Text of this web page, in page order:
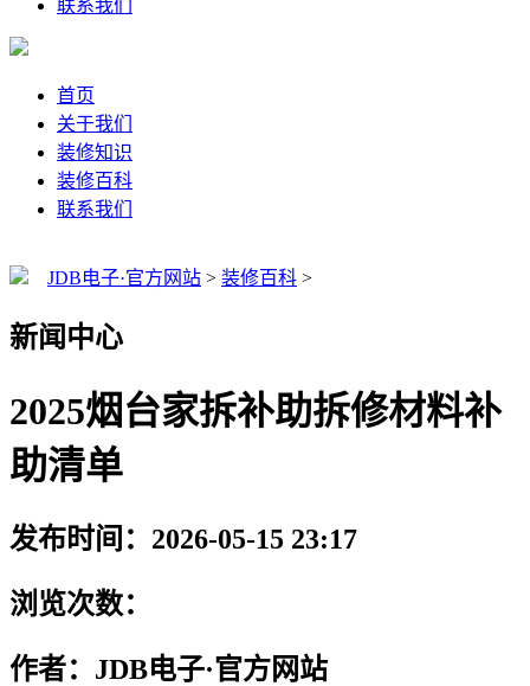
联系我们
首页
关于我们
装修知识
装修百科
联系我们
JDB电子·官方网站 > 装修百科 >
新闻中心
2025烟台家拆补助拆修材料补
助清单
发布时间：2026-05-15 23:17
浏览次数：
作者：JDB电子·官方网站